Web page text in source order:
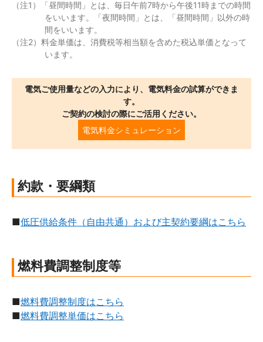
（注1）「昼間時間」とは、毎日午前7時から午後11時までの時間
をいいます。「夜間時間」とは、「昼間時間」以外の時
間をいいます。
（注2）料金単価は、消費税等相当額を含めた税込単価となって
います。
電気ご使用量などの入力により、電気料金の試算ができま
す。
ご契約の検討の際にご活用ください。
電気料金シミュレーション
約款・ 要綱類
■低圧供給条件（自由共通）および主契約要綱はこちら
燃料費調整制度等
■燃料費調整制度はこちら
■燃料費調整単価はこちら